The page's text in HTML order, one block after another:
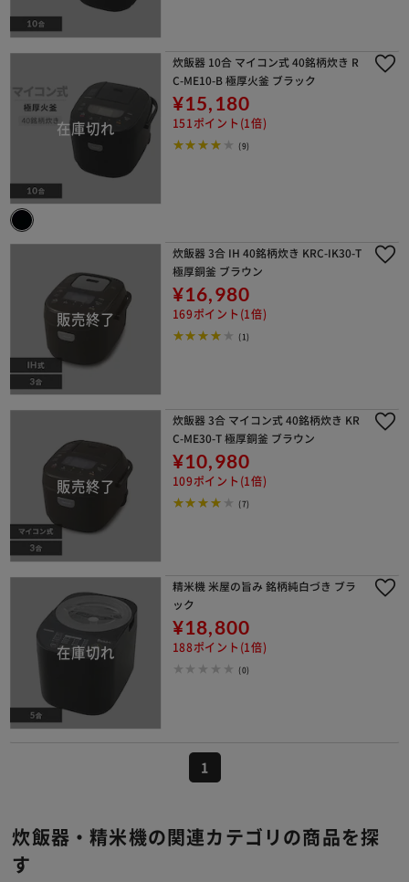
炊飯器 10合 マイコン式 40銘柄炊き R
C-ME10-B 極厚火釜 ブラック
¥15,180
151ポイント(1倍)
(9)
炊飯器 3合 IH 40銘柄炊き KRC-IK30-T
極厚銅釜 ブラウン
¥16,980
169ポイント(1倍)
(1)
炊飯器 3合 マイコン式 40銘柄炊き KR
C-ME30-T 極厚銅釜 ブラウン
¥10,980
109ポイント(1倍)
(7)
精米機 米屋の旨み 銘柄純白づき ブラ
ック
¥18,800
188ポイント(1倍)
(0)
1
炊飯器・精米機の関連カテゴリの商品を探
す